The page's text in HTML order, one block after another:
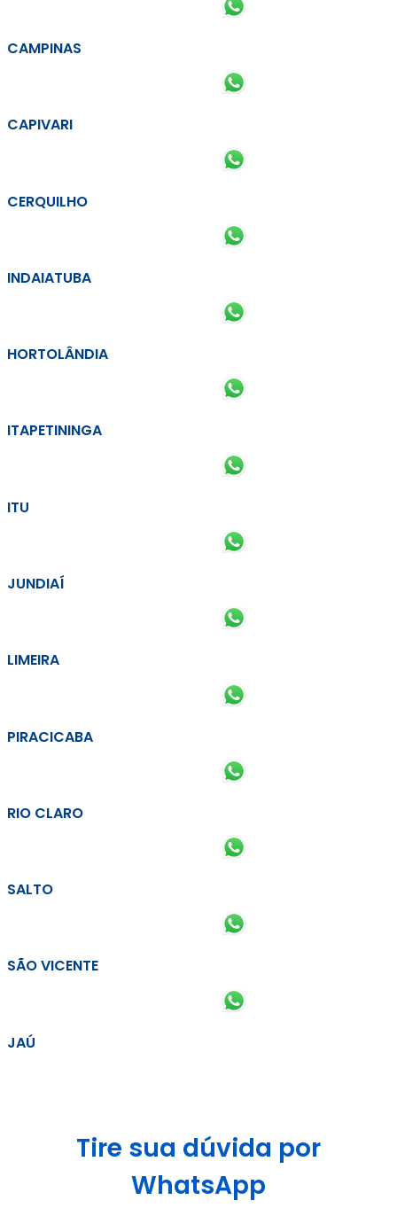
CAMPINAS
CAPIVARI
CERQUILHO
INDAIATUBA
HORTOLÂNDIA
ITAPETININGA
ITU
JUNDIAÍ
LIMEIRA
PIRACICABA
RIO CLARO
SALTO
SÃO VICENTE
JAÚ
Tire sua dúvida por
WhatsApp